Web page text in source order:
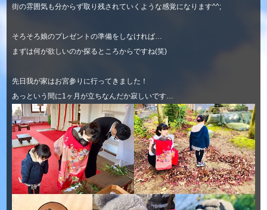
街の雰囲気も分からず取り残されていくような感覚になります^^;
そろそろ娘のプレゼントの準備をしなければ…
まずは何が欲しいのか探るところからですね(笑)
先日我が家はお宮参りに行ってきました！
あっという間に1ヶ月が立ちなんだか寂しいです…